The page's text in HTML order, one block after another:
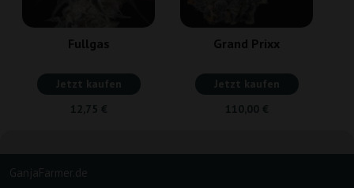
Fullgas
Jetzt kaufen
12,75 €
Grand Prixx
Jetzt kaufen
110,00 €
GanjaFarmer.de